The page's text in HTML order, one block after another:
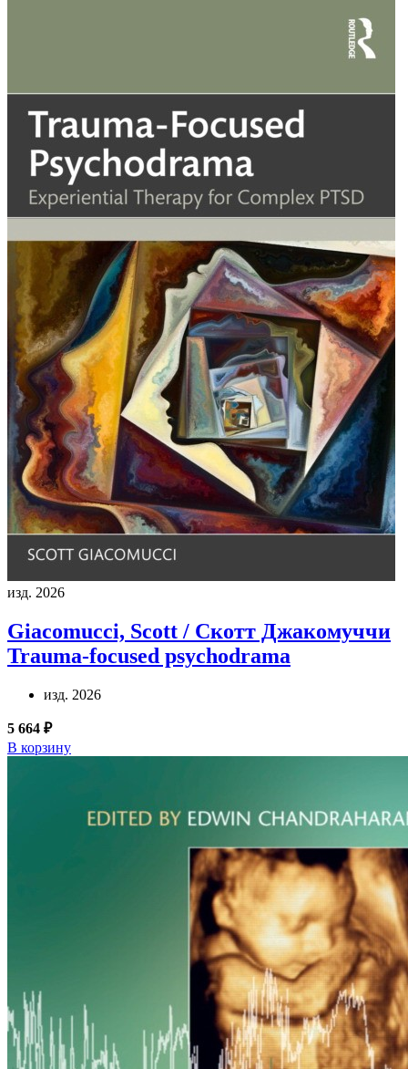
изд. 2026
Giacomucci, Scott / Скотт Джакомуччи
Trauma-focused psychodrama
изд. 2026
5 664 ₽
В корзину